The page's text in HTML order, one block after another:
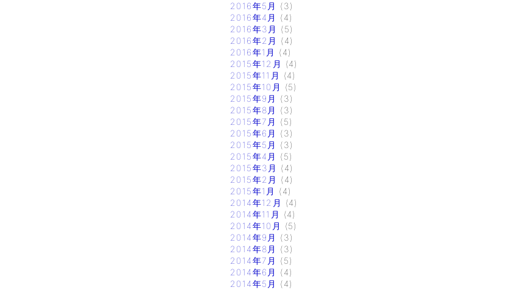
2016年5月
(3)
2016年4月
(4)
2016年3月
(5)
2016年2月
(4)
2016年1月
(4)
2015年12月
(4)
2015年11月
(4)
2015年10月
(5)
2015年9月
(3)
2015年8月
(3)
2015年7月
(5)
2015年6月
(3)
2015年5月
(3)
2015年4月
(5)
2015年3月
(4)
2015年2月
(4)
2015年1月
(4)
2014年12月
(4)
2014年11月
(4)
2014年10月
(5)
2014年9月
(3)
2014年8月
(3)
2014年7月
(5)
2014年6月
(4)
2014年5月
(4)